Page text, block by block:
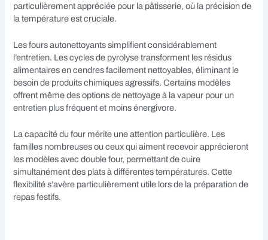
particulièrement appréciée pour la pâtisserie, où la précision de
la température est cruciale.
Les fours autonettoyants simplifient considérablement
l’entretien. Les cycles de pyrolyse transforment les résidus
alimentaires en cendres facilement nettoyables, éliminant le
besoin de produits chimiques agressifs. Certains modèles
offrent même des options de nettoyage à la vapeur pour un
entretien plus fréquent et moins énergivore.
La capacité du four mérite une attention particulière. Les
familles nombreuses ou ceux qui aiment recevoir apprécieront
les modèles avec double four, permettant de cuire
simultanément des plats à différentes températures. Cette
flexibilité s’avère particulièrement utile lors de la préparation de
repas festifs.